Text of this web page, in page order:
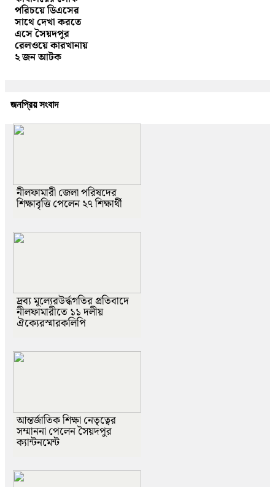
পরিচয়ে ডিএসের
সাথে দেখা করতে
এসে সৈয়দপুর
রেলওয়ে কারখানায়
২ জন আটক
জনপ্রিয় সংবাদ
নীলফামারী জেলা পরিষদের
শিক্ষাবৃত্তি পেলেন ২৭ শিক্ষার্থী
দ্রব্য মূল্যেরউর্দ্ধগতির প্রতিবাদে
নীলফামারীতে ১১ দলীয়
ঐক্যেরস্মারকলিপি
আন্তর্জাতিক শিক্ষা নেতৃত্বের
সম্মাননা পেলেন সৈয়দপুর
ক্যান্টনমেন্ট